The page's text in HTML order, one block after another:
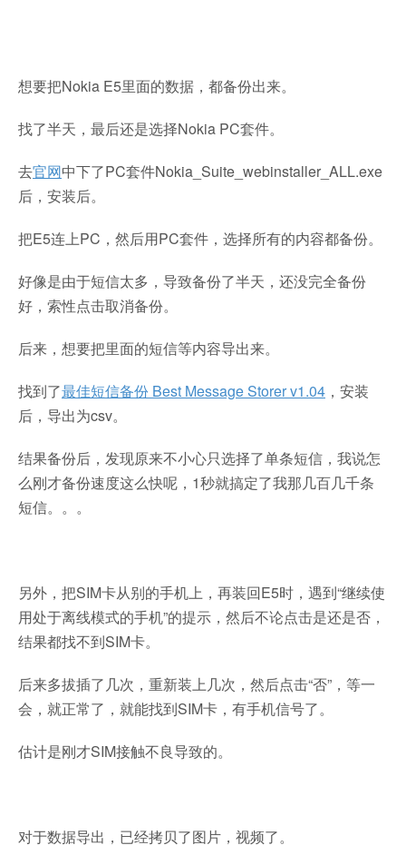
想要把Nokia E5里面的数据，都备份出来。
找了半天，最后还是选择Nokia PC套件。
去官网中下了PC套件Nokia_Suite_webinstaller_ALL.exe
后，安装后。
把E5连上PC，然后用PC套件，选择所有的内容都备份。
好像是由于短信太多，导致备份了半天，还没完全备份
好，索性点击取消备份。
后来，想要把里面的短信等内容导出来。
找到了最佳短信备份 Best Message Storer v1.04 ，安装
后，导出为csv。
结果备份后，发现原来不小心只选择了单条短信，我说怎
么刚才备份速度这么快呢，1秒就搞定了我那几百几千条
短信。。。
另外，把SIM卡从别的手机上，再装回E5时，遇到“继续使
用处于离线模式的手机”的提示，然后不论点击是还是否，
结果都找不到SIM卡。
后来多拔插了几次，重新装上几次，然后点击“否”，等一
会，就正常了，就能找到SIM卡，有手机信号了。
估计是刚才SIM接触不良导致的。
对于数据导出，已经拷贝了图片，视频了。